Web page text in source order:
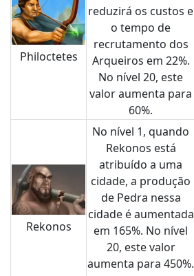
Philoctetes
reduzirá os custos e
o tempo de
recrutamento dos
Arqueiros em 22%.
No nível 20, este
valor aumenta para
60%.
Rekonos
No nível 1, quando
Rekonos está
atribuído a uma
cidade, a produção
de Pedra nessa
cidade é aumentada
em 165%. No nível
20, este valor
aumenta para 450%.